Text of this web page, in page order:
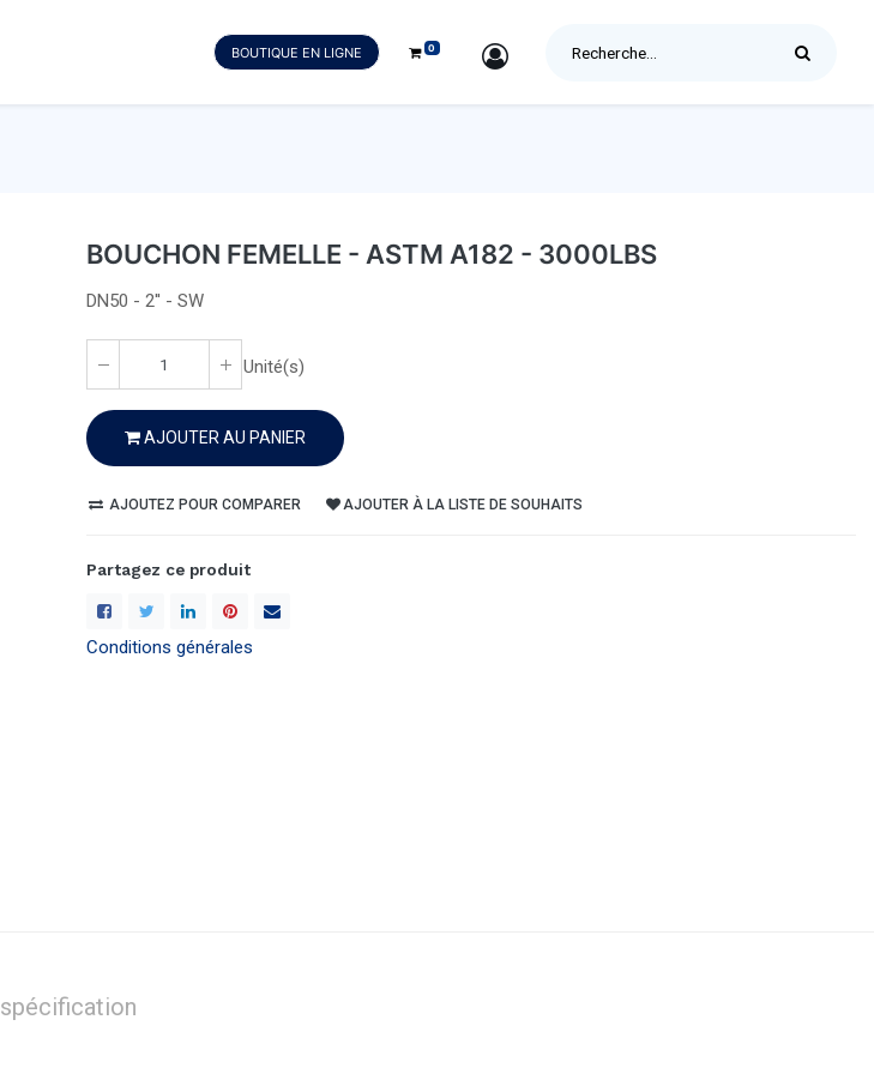
BOUTIQUE EN LIGNE 0 SIGN IN
BOUCHON FEMELLE - ASTM A182 - 3000LBS
DN50 - 2'' - SW
Unité(s)
AJOUTER AU PANIER
AJOUTEZ POUR COMPARER AJOUTER À LA LISTE DE SOUHAITS
Partagez ce produit
Conditions générales
spécification